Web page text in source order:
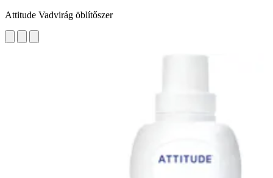
Attitude Vadvirág öblítőszer